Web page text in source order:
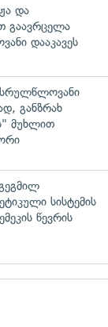
და
გაავრცელა
დააკავეს
განზრახ
მუხლით
სისტემის
წევრის